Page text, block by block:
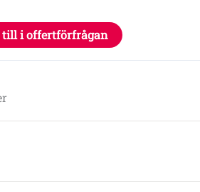
till i offertförfrågan